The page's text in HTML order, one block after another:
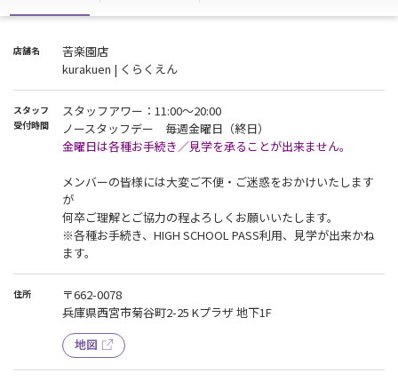
会員様は通常通り24時間施設をご利用いただけます。
【提携駐車場サービス券変更のお知らせ】
いつも当ジムをご利用いただき、誠にありがとうございます。
この度、提携駐車場の規定改定に伴い、誠に勝手ながら駐車サービ
ス券の無料時間を以下の通り変更させていただくこととなりまし
た。
変更日：2026年7月1日（水）
変更前：90分無料
変更後：60分無料
会員様にはご不便をおかけし、大変恐縮ではございますが、何卒ご
----------------------------------------------------------------------------------------
店舗名
苦楽園店
kurakuen | くらくえん
スタッフ
受付時間
スタッフアワー：11:00～20:00
ノースタッフデー 毎週金曜日（終日）
金曜日は各種お手続き／見学を承ることが出来ません。
メンバーの皆様には大変ご不便・ご迷惑をおかけいたします
が
何卒ご理解とご協力の程よろしくお願いいたします。
※各種お手続き、HIGH SCHOOL PASS利用、見学が出来かね
ます。
住所
〒662-0078
兵庫県西宮市菊谷町2-25 Kプラザ 地下1F
地図